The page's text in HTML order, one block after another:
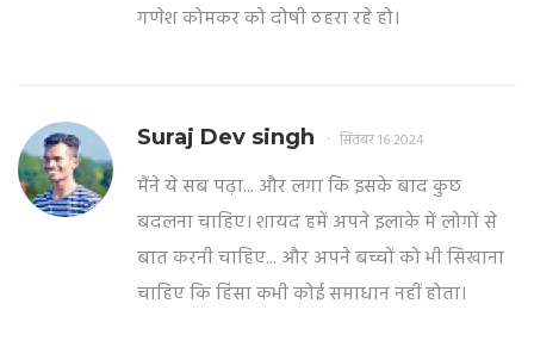
गणेश कोमकर को दोषी ठहरा रहे हो।
Suraj Dev singh सितंबर 16 2024
मैंने ये सब पढ़ा... और लगा कि इसके बाद कुछ
बदलना चाहिए। शायद हमें अपने इलाके में लोगों से
बात करनी चाहिए... और अपने बच्चों को भी सिखाना
चाहिए कि हिंसा कभी कोई समाधान नहीं होता।